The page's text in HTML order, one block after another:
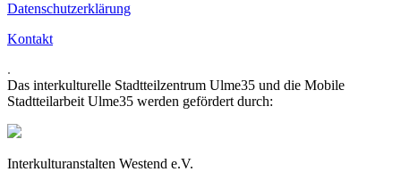
Datenschutzerklärung
Kontakt
.
Das interkulturelle Stadtteilzentrum Ulme35 und die Mobile
Stadtteilarbeit Ulme35 werden gefördert durch:
Interkulturanstalten Westend e.V.